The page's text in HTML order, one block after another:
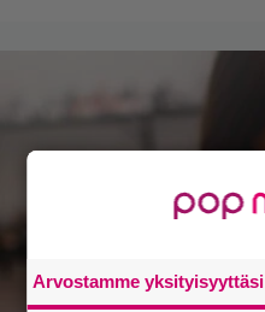
Arvostamme yksityisyyttäsi